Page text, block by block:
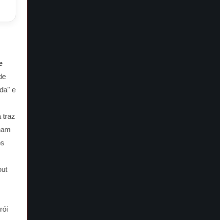
e
traz